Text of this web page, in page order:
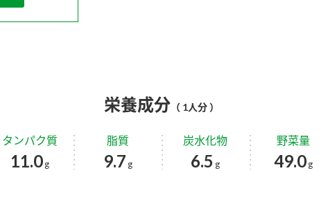
栄養成分 （ 1人分 ）
タンパク質
11.0g
脂質
9.7 g
炭水化物
6.5 g
野菜量
49.0g